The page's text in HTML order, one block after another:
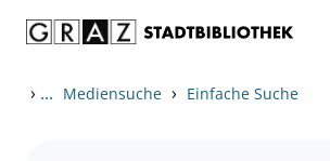
› ... Mediensuche › Einfache Suche